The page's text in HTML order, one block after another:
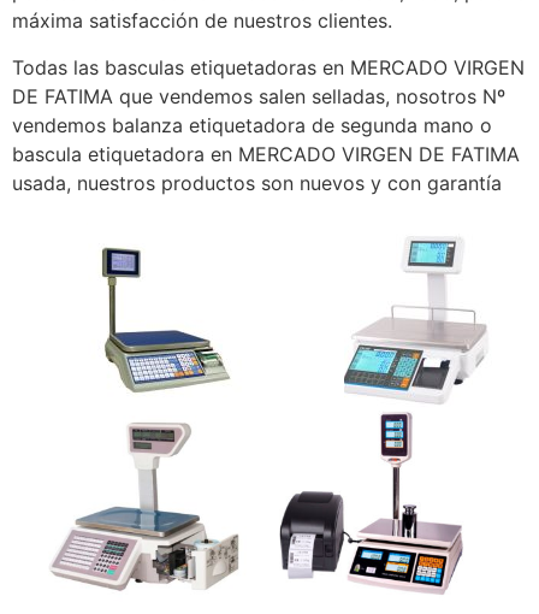
máxima satisfacción de nuestros clientes.
Todas las basculas etiquetadoras en MERCADO VIRGEN
DE FATIMA que vendemos salen selladas, nosotros Nº
vendemos balanza etiquetadora de segunda mano o
bascula etiquetadora en MERCADO VIRGEN DE FATIMA
usada, nuestros productos son nuevos y con garantía